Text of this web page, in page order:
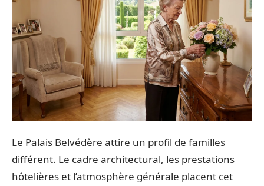
Le Palais Belvédère attire un profil de familles
différent. Le cadre architectural, les prestations
hôtelières et l’atmosphère générale placent cet